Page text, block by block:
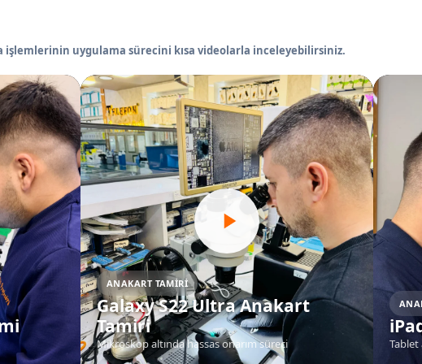
işlemlerinin uygulama sürecini kısa videolarla inceleyebilirsiniz.
ANAKART TAMIRI
Galaxy S22 Ultra Anakart
Tamiri
Mikroskop altında hassas onarım süreci Tablet